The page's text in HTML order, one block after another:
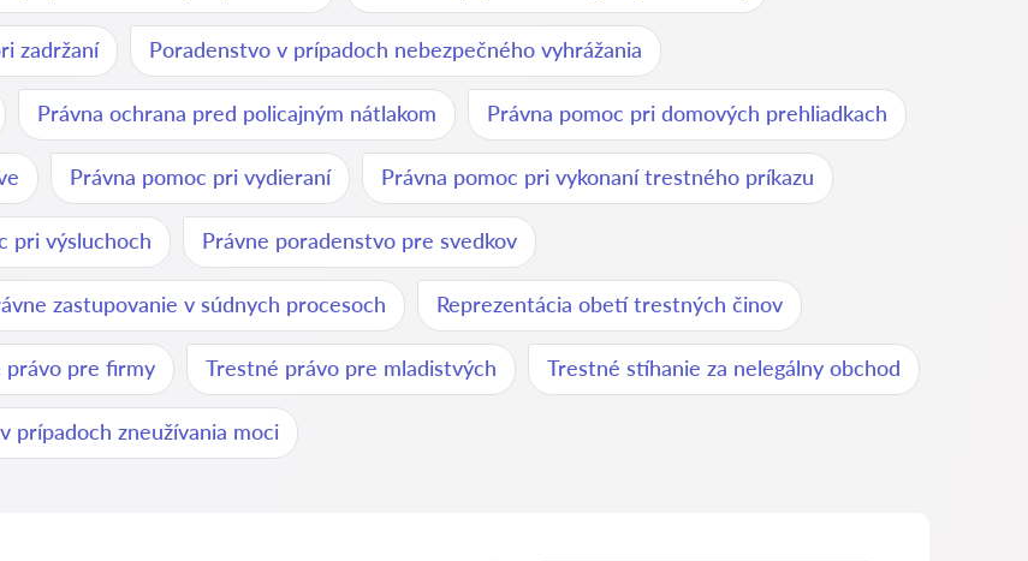
zadržaní Poradenstvo v prípadoch nebezpečného vyhrážania
Právna ochrana pred policajným nátlakom Právna pomoc pri domových prehliadkach
Právna pomoc pri vydieraní Právna pomoc pri vykonaní trestného príkazu
pri výsluchoch Právne poradenstvo pre svedkov
zastupovanie v súdnych procesoch Reprezentácia obetí trestných činov
právo pre firmy Trestné právo pre mladistvých Trestné stíhanie za nelegálny obchod
prípadoch zneužívania moci